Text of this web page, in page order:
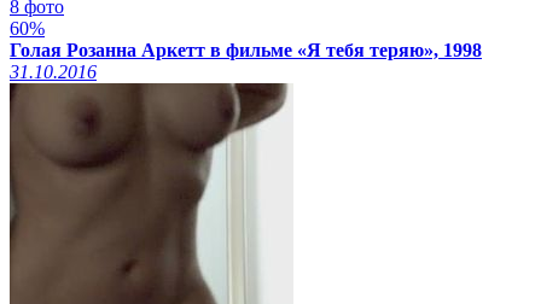
8 фото
60%
Голая Розанна Аркетт в фильме «Я тебя теряю», 1998
31.10.2016